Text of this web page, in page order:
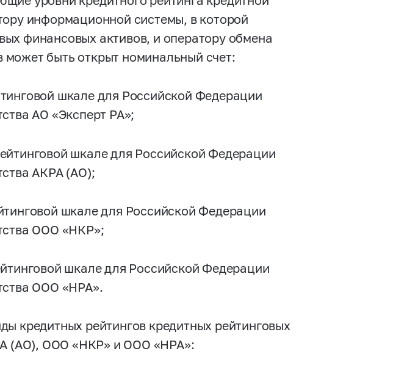
информационной системы, в которой
финансовых активов, и оператору обмена
быть открыт номинальный счет:
шкале для Российской Федерации
АО «Эксперт РА»;
шкале для Российской Федерации
АКРА (АО);
шкале для Российской Федерации
ООО «НКР»;
шкале для Российской Федерации
ООО «НРА».
кредитных рейтингов кредитных рейтинговых
(АО), ООО «НКР» и ООО «НРА»: